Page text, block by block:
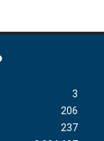
3
206
237